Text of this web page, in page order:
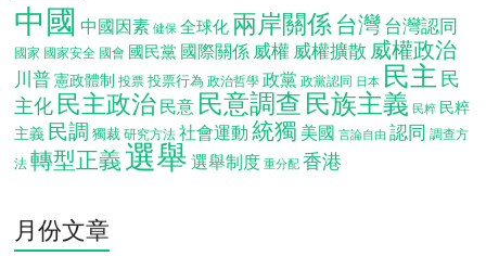
中國 中國因素 健保 全球化 兩岸關係 台灣台灣認同
國家 國家安全 國會 國民黨 國際關係 威權 威權擴散 威權政治
川普 憲政體制 投票 投票行為 政治哲學 政黨 政黨認同 日本 民主 民
主化 民主政治 民意 民意調查 民族主義 民粹 民粹
主義 民調 獨裁 研究方法 社會運動 統獨 美國 言論自由 認同 調查方
法 轉型正義 選舉 選舉制度 重分配 香港
月份文章